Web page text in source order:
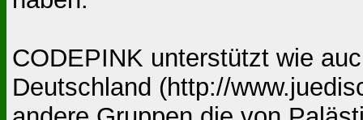
CODEPINK unterstützt wie
Deutschland (http://